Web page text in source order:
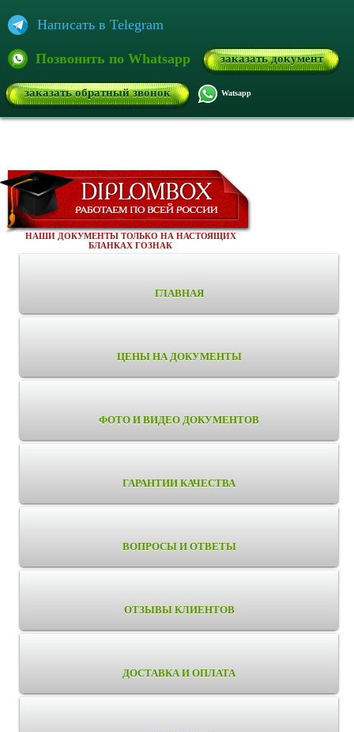
Написать в Telegram
Позвонить по Whatsapp заказать документ
заказать обратный звонок Watsapp
НАШИ ДОКУМЕНТЫ ТОЛЬКО НА НАСТОЯЩИХ
БЛАНКАХ ГОЗНАК
ГЛАВНАЯ
ЦЕНЫ НА ДОКУМЕНТЫ
ФОТО И ВИДЕО ДОКУМЕНТОВ
ГАРАНТИИ КАЧЕСТВА
ВОПРОСЫ И ОТВЕТЫ
ОТЗЫВЫ КЛИЕНТОВ
ДОСТАВКА И ОПЛАТА